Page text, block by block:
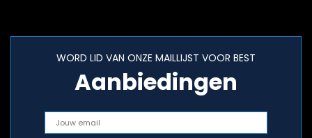
WORD LID VAN ONZE MAILLIJST VOOR BEST
Aanbiedingen